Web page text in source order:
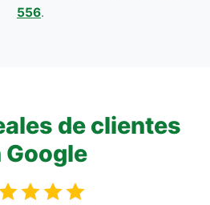
556.
de clientes
Google